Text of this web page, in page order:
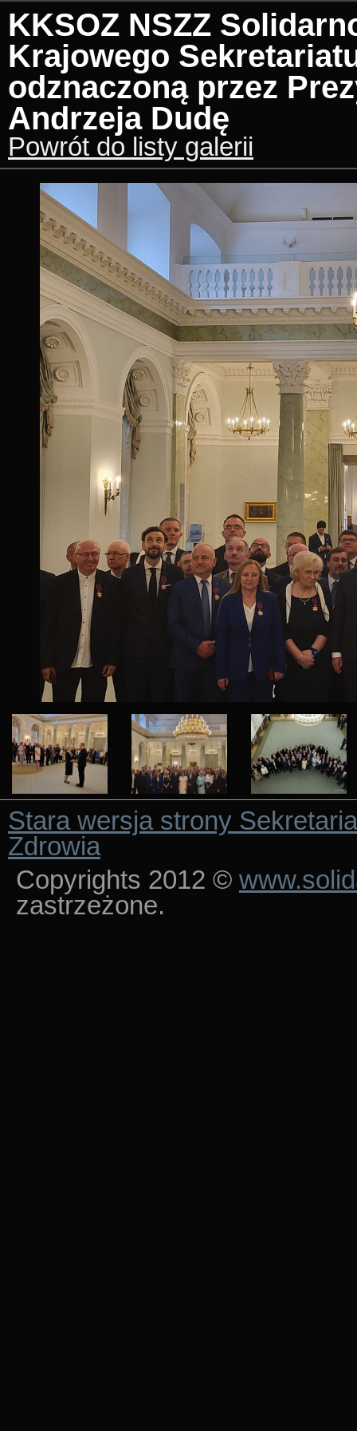
KKSOZ NSZZ
Krajowego
odznaczoną przez
Andrzeja Dudę
Powrót do listy galerii
Stara wersja strony
Zdrowia
Copyrights 2012 ©
zastrzeżone.